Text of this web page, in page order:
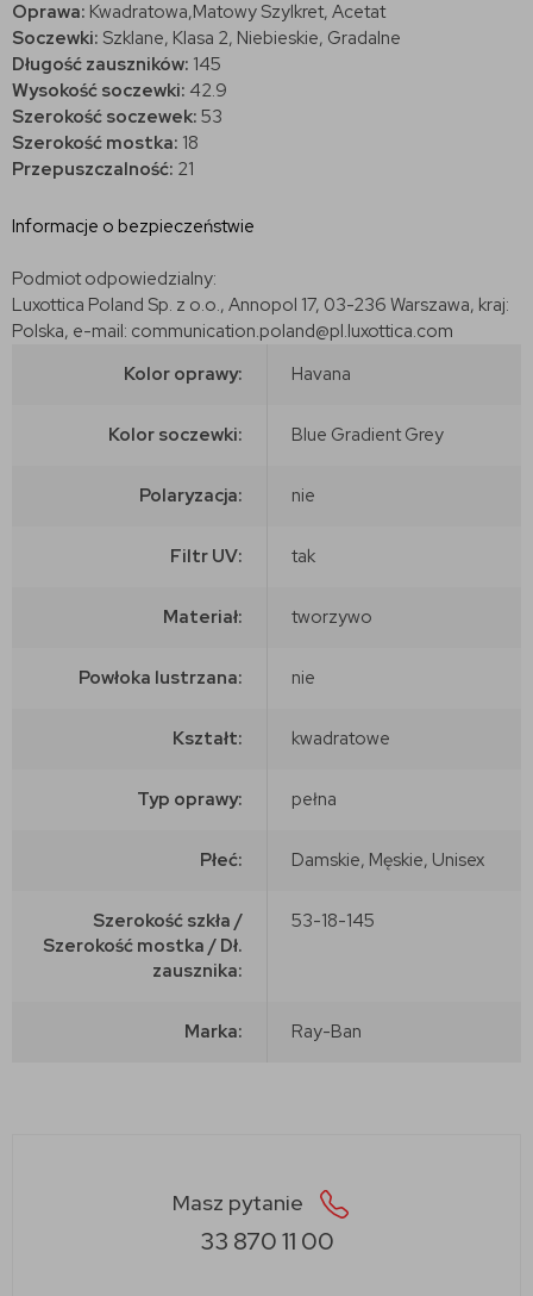
Oprawa: Kwadratowa,Matowy Szylkret, Acetat
Soczewki: Szklane, Klasa 2, Niebieskie, Gradalne
Długość zauszników: 145
Wysokość soczewki: 42.9
Szerokość soczewek: 53
Szerokość mostka: 18
Przepuszczalność: 21
Informacje o bezpieczeństwie
Podmiot odpowiedzialny:
Luxottica Poland Sp. z o.o., Annopol 17, 03-236 Warszawa, kraj:
Polska, e-mail: communication.poland@pl.luxottica.com
Kolor oprawy:
Havana
Kolor soczewki: Blue Gradient Grey
Polaryzacja: nie
Filtr UV: tak
Materiał: tworzywo
Powłoka lustrzana: nie
Kształt: kwadratowe
Typ oprawy: pełna
Płeć: Damskie, Męskie, Unisex
Szerokość szkła /
Szerokość mostka / Dł.
zausznika:
53-18-145
Marka: Ray-Ban
Masz pytanie
33 870 11 00